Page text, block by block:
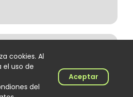
salsa en protagonista de una
cultura musical única
cookies. Al
uso de
del
Aceptar